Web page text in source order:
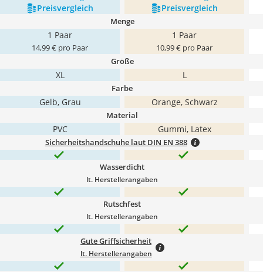
Preis­vergleich Preis­vergleich
Menge
1 Paar
14,99 € pro Paar
1 Paar
10,99 € pro Paar
Größe
XL L
Farbe
Gelb, Grau Orange, Schwarz
Material
PVC Gummi, Latex
Sicherheitshandschuhe laut DIN EN 388
Wasserdicht
lt. Herstellerangaben
Rutschfest
lt. Herstellerangaben
Gute Griffsicherheit
lt. Herstellerangaben